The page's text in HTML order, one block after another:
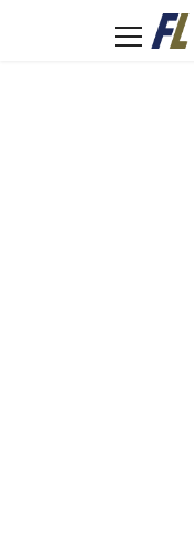
toggle